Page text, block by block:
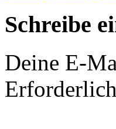
Schreibe
Deine E-